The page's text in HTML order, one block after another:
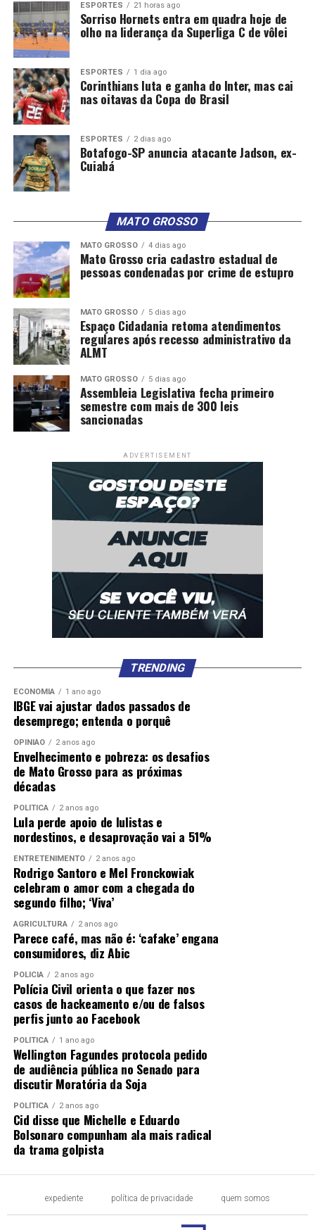
ESPORTES 21 horas ago
Sorriso Hornets entra em quadra hoje de
olho na liderança da Superliga C de vôlei
ESPORTES 1 dia ago
Corinthians luta e ganha do Inter, mas cai
nas oitavas da Copa do Brasil
ESPORTES 2 dias ago
Botafogo-SP anuncia atacante Jadson, ex-
Cuiabá
MATO GROSSO
MATO GROSSO 4 dias ago
Mato Grosso cria cadastro estadual de
pessoas condenadas por crime de estupro
MATO GROSSO 5 dias ago
Espaço Cidadania retoma atendimentos
regulares após recesso administrativo da
ALMT
MATO GROSSO 5 dias ago
Assembleia Legislativa fecha primeiro
semestre com mais de 300 leis
sancionadas
ADVERTISEMENT
TRENDING
ECONOMIA 1 ano ago
IBGE vai ajustar dados passados de
desemprego; entenda o porquê
OPINIÃO 2 anos ago
Envelhecimento e pobreza: os desafios
de Mato Grosso para as próximas
décadas
POLÍTICA 2 anos ago
Lula perde apoio de lulistas e
nordestinos, e desaprovação vai a 51%
ENTRETENIMENTO 2 anos ago
Rodrigo Santoro e Mel Fronckowiak
celebram o amor com a chegada do
segundo filho; ‘Viva’
AGRICULTURA 2 anos ago
Parece café, mas não é: ‘cafake’ engana
consumidores, diz Abic
POLÍCIA 2 anos ago
Polícia Civil orienta o que fazer nos
casos de hackeamento e/ou de falsos
perfis junto ao Facebook
POLÍTICA 1 ano ago
Wellington Fagundes protocola pedido
de audiência pública no Senado para
discutir Moratória da Soja
POLÍTICA 2 anos ago
Cid disse que Michelle e Eduardo
Bolsonaro compunham ala mais radical
da trama golpista
expediente política de privacidade quem somos